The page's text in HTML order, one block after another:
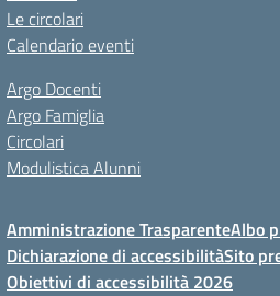
Le circolari
Calendario eventi
Argo Docenti
Argo Famiglia
Circolari
Modulistica Alunni
Amministrazione TrasparenteAlbo
Dichiarazione di accessibilitàSito
Obiettivi di accessibilità 2026